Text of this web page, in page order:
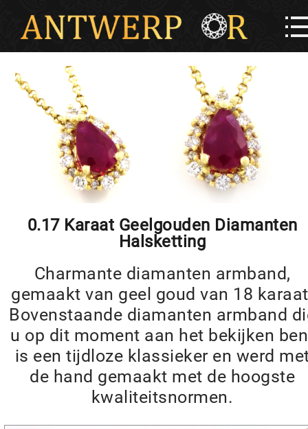
0.17 Karaat Geelgouden Diamanten
Halsketting
Charmante diamanten armband,
gemaakt van geel goud van 18
Bovenstaande diamanten armband
u op dit moment aan het bekijken
is een tijdloze klassieker en werd
de hand gemaakt met de hoogste
kwaliteitsnormen.